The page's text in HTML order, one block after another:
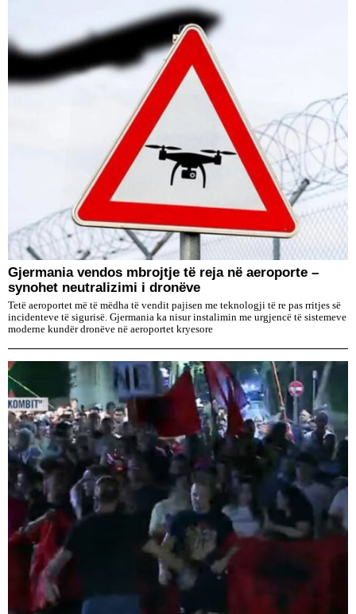
Gjermania vendos mbrojtje të reja në aeroporte –
synohet neutralizimi i dronëve
Tetë aeroportet më të mëdha të vendit pajisen me teknologji të re pas rritjes së
incidenteve të sigurisë. Gjermania ka nisur instalimin me urgjencë të sistemeve
moderne kundër dronëve në aeroportet kryesore